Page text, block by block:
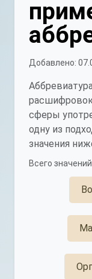
Добавлено:
сферы
одну из
значения
Всего